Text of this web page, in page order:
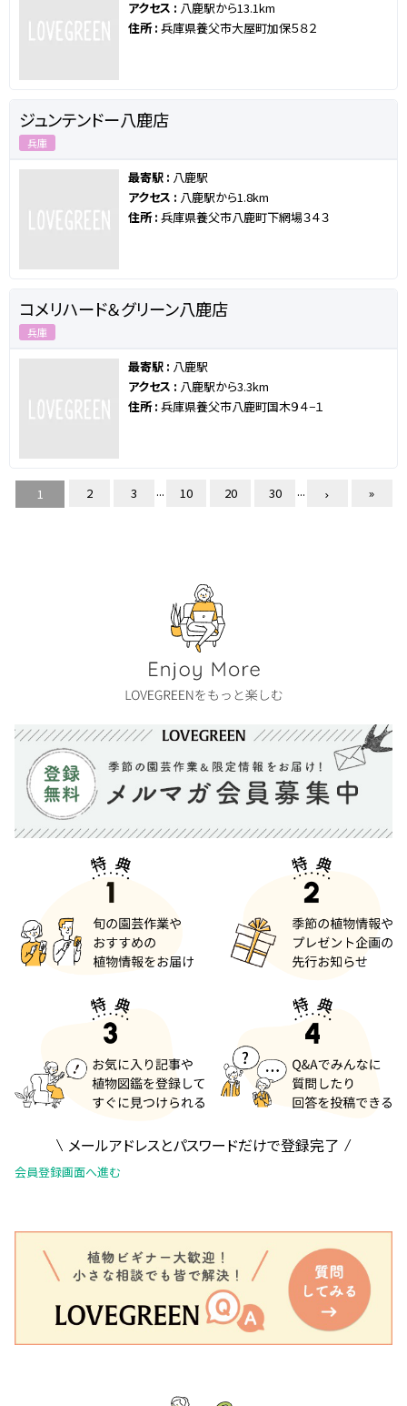
アクセス : 八鹿駅から13.1km
住所 : 兵庫県養父市大屋町加保５８２
ジュンテンドー八鹿店
兵庫
最寄駅 : 八鹿駅
アクセス : 八鹿駅から1.8km
住所 : 兵庫県養父市八鹿町下網場３４３
コメリハード＆グリーン八鹿店
兵庫
最寄駅 : 八鹿駅
アクセス : 八鹿駅から3.3km
住所 : 兵庫県養父市八鹿町国木９４−１
1 2 3 ... 10 20 30 ... »
メールアドレスとパスワードだけで登録完了
会員登録画面へ進む